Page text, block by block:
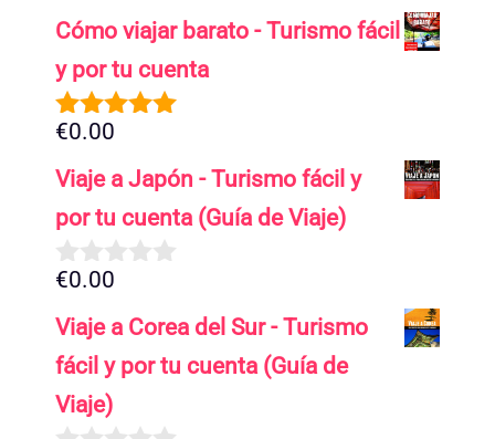
Cómo viajar barato - Turismo fácil
y por tu cuenta
5.00de 5
€0.00
Viaje a Japón - Turismo fácil y
por tu cuenta (Guía de Viaje)
0
e
5
€0.00
Viaje a Corea del Sur - Turismo
fácil y por tu cuenta (Guía de
Viaje)